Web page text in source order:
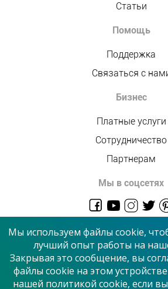
Статьи
Помощь
Поддержка
Связаться с
Бизнес
Платные услуги
Сотрудничество
Партнерам
Мы в соцсетях
© 2026 “Сервисный
Мы используем файлы cookie,
лучший опыт работы на
Закрывая это сообщение, вы
файлы cookie на этом
нашей политикой cookie, если